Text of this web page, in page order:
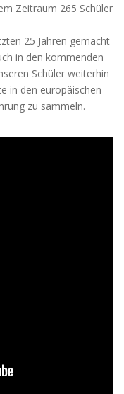
Zeitraum 265 Schüler
25 Jahren gemacht
in den kommenden
Schüler weiterhin
in den europäischen
zu sammeln.